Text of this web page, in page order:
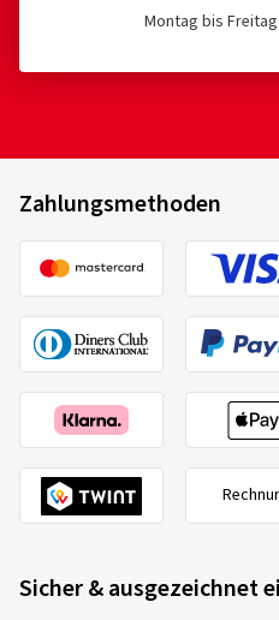
Montag bis
Zahlungsmethoden
Sicher & ausgezeichnet